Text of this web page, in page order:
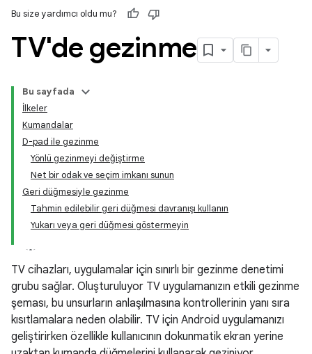
Bu size yardımcı oldu mu?
TV'de gezinme
Bu sayfada
İlkeler
Kumandalar
D-pad ile gezinme
Yönlü gezinmeyi değiştirme
Net bir odak ve seçim imkanı sunun
Geri düğmesiyle gezinme
Tahmin edilebilir geri düğmesi davranışı kullanın
Yukarı veya geri düğmesi göstermeyin
TV cihazları, uygulamalar için sınırlı bir gezinme denetimi
grubu sağlar. Oluşturuluyor TV uygulamanızın etkili gezinme
şeması, bu unsurların anlaşılmasına kontrollerinin yanı sıra
kısıtlamalara neden olabilir. TV için Android uygulamanızı
geliştirirken özellikle kullanıcının dokunmatik ekran yerine